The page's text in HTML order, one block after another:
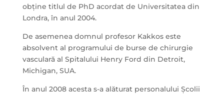
obține titlul de PhD acordat de Universitatea din
Londra, în anul 2004.
De asemenea domnul profesor Kakkos este
absolvent al programului de burse de chirurgie
vasculară al Spitalului Henry Ford din Detroit,
Michigan, SUA.
În anul 2008 acesta s-a alăturat personalului Școlii